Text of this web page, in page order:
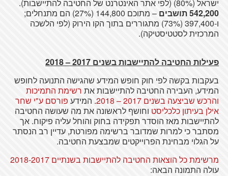
ישראל (80%) (לפי אתר האינטרנט של החטיבה להתיישבות).
542,200 תושבים
– מתוכם 144,800 (27%) הם מתנחלים;
ו-397,400 (73%) מתגוררים בתוך הקו הירוק (לפי הלשכה
המרכזית לסטטיסטיקה).
פעילות החטיבה להתיישבות בשנים 2017 – 2018
בעקבות בקשה לפי חוק חופש המידע שהגישה התנועה לחופש
המידע, העבירה החטיבה להתיישבות את רשימת התמיכות
והרכש שביצעה בשנים 2017 – 2018
. המידע פורסם ע"י שחר
אילן בעיתון כלכליסט וחושף לראשונה את מה שעושה החטיבה
להתיישבות מאז הוסדר תפקידה בחוק והוחל עליה פיקוח. אך
מסתבר כי למרות שמדובר ברשימה מפורטת, עדיין רב הנסתר
על הגלוי מבחינת הפרוייקטים שמבצעת החטיבה.
מרשימת כל הוצאות החטיבה להתיישבות בשנתיים 2018-2017
עולה התמונה הבאה: